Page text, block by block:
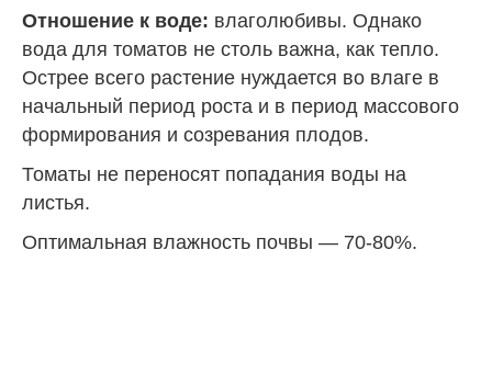
Отношение к воде: влаголюбивы. Однако
вода для томатов не столь важна, как тепло.
Острее всего растение нуждается во влаге в
начальный период роста и в период массового
формирования и созревания плодов.
Томаты не переносят попадания воды на
листья.
Оптимальная влажность почвы — 70-80%.